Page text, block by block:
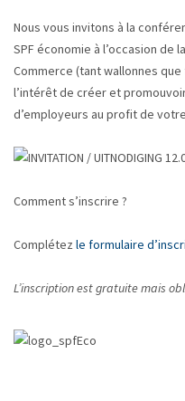
Nous vous invitons à la
SPF économie à l’occasion de
Commerce (tant wallonnes
l’intérêt de créer et
d’employeurs au profit de
Comment s’inscrire ?
Complétez le formulaire
L’inscription est gratuite mais